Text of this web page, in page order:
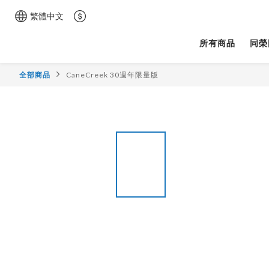
繁體中文
所有商品 同
全部商品 CaneCreek 30週年限量版